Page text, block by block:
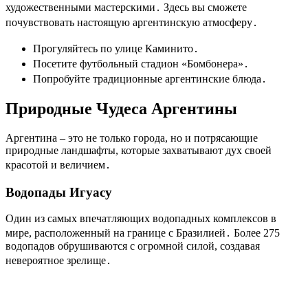
художественными мастерскими․ Здесь вы сможете
почувствовать настоящую аргентинскую атмосферу․
Прогуляйтесь по улице Каминито․
Посетите футбольный стадион «Бомбонера»․
Попробуйте традиционные аргентинские блюда․
Природные Чудеса Аргентины
Аргентина – это не только города, но и потрясающие
природные ландшафты, которые захватывают дух своей
красотой и величием․
Водопады Игуасу
Один из самых впечатляющих водопадных комплексов в
мире, расположенный на границе с Бразилией․ Более 275
водопадов обрушиваются с огромной силой, создавая
невероятное зрелище․